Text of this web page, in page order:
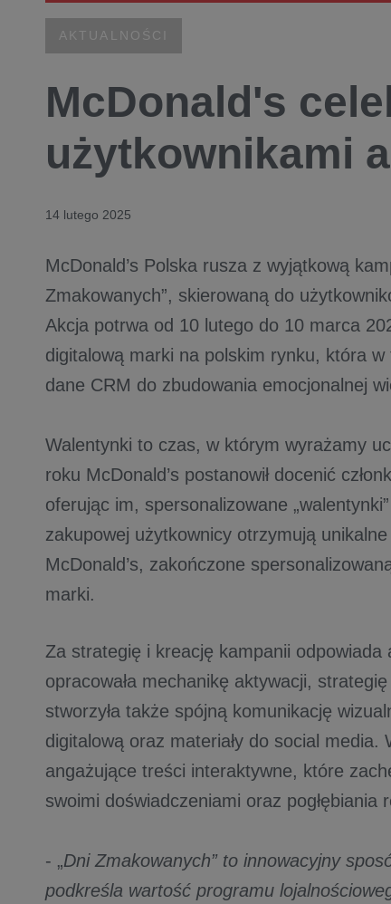
AKTUALNOŚCI
McDonald's
użytkownikami
14 lutego 2025
McDonald’s Polska rusza z wyjątkową
Zmakowanych”, skierowaną do
Akcja potrwa od 10 lutego do 10 marca
digitalową marki na polskim rynku, która
dane CRM do zbudowania emocjonalnej
Walentynki to czas, w którym wyrażamy
roku McDonald’s postanowił docenić
oferując im, spersonalizowane
zakupowej użytkownicy otrzymują
McDonald’s, zakończone
marki.
Za strategię i kreację kampanii
opracowała mechanikę aktywacji,
stworzyła także spójną komunikację
digitalową oraz materiały do social media.
angażujące treści interaktywne, które
swoimi doświadczeniami oraz pogłębiania
- „Dni Zmakowanych” to innowacyjny
podkreśla wartość programu